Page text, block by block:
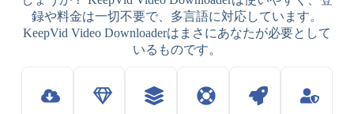
録や料金は一切不要で、多言語に対応しています。
KeepVid Video Downloaderはまさにあなたが必要として
いるものです。